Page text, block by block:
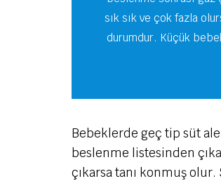
sık sık ve çok fazla
durumdur. Küçük
Bebeklerde geç tip süt
beslenme listesinden
çıkarsa tanı konmuş